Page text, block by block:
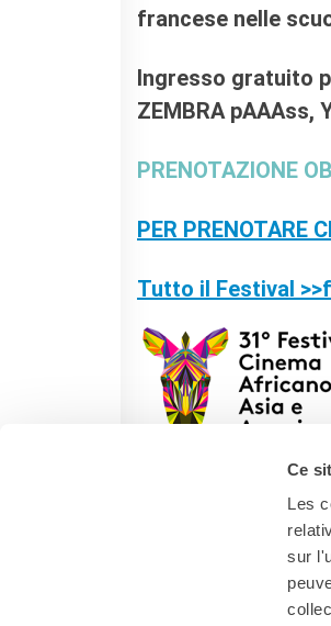
Ce
Les
sur
francese nelle
Ingresso gratuito
ZEMBRA pAAAss,
PRENOTAZIONE
PER PRENOTARE
Tutto il Festival